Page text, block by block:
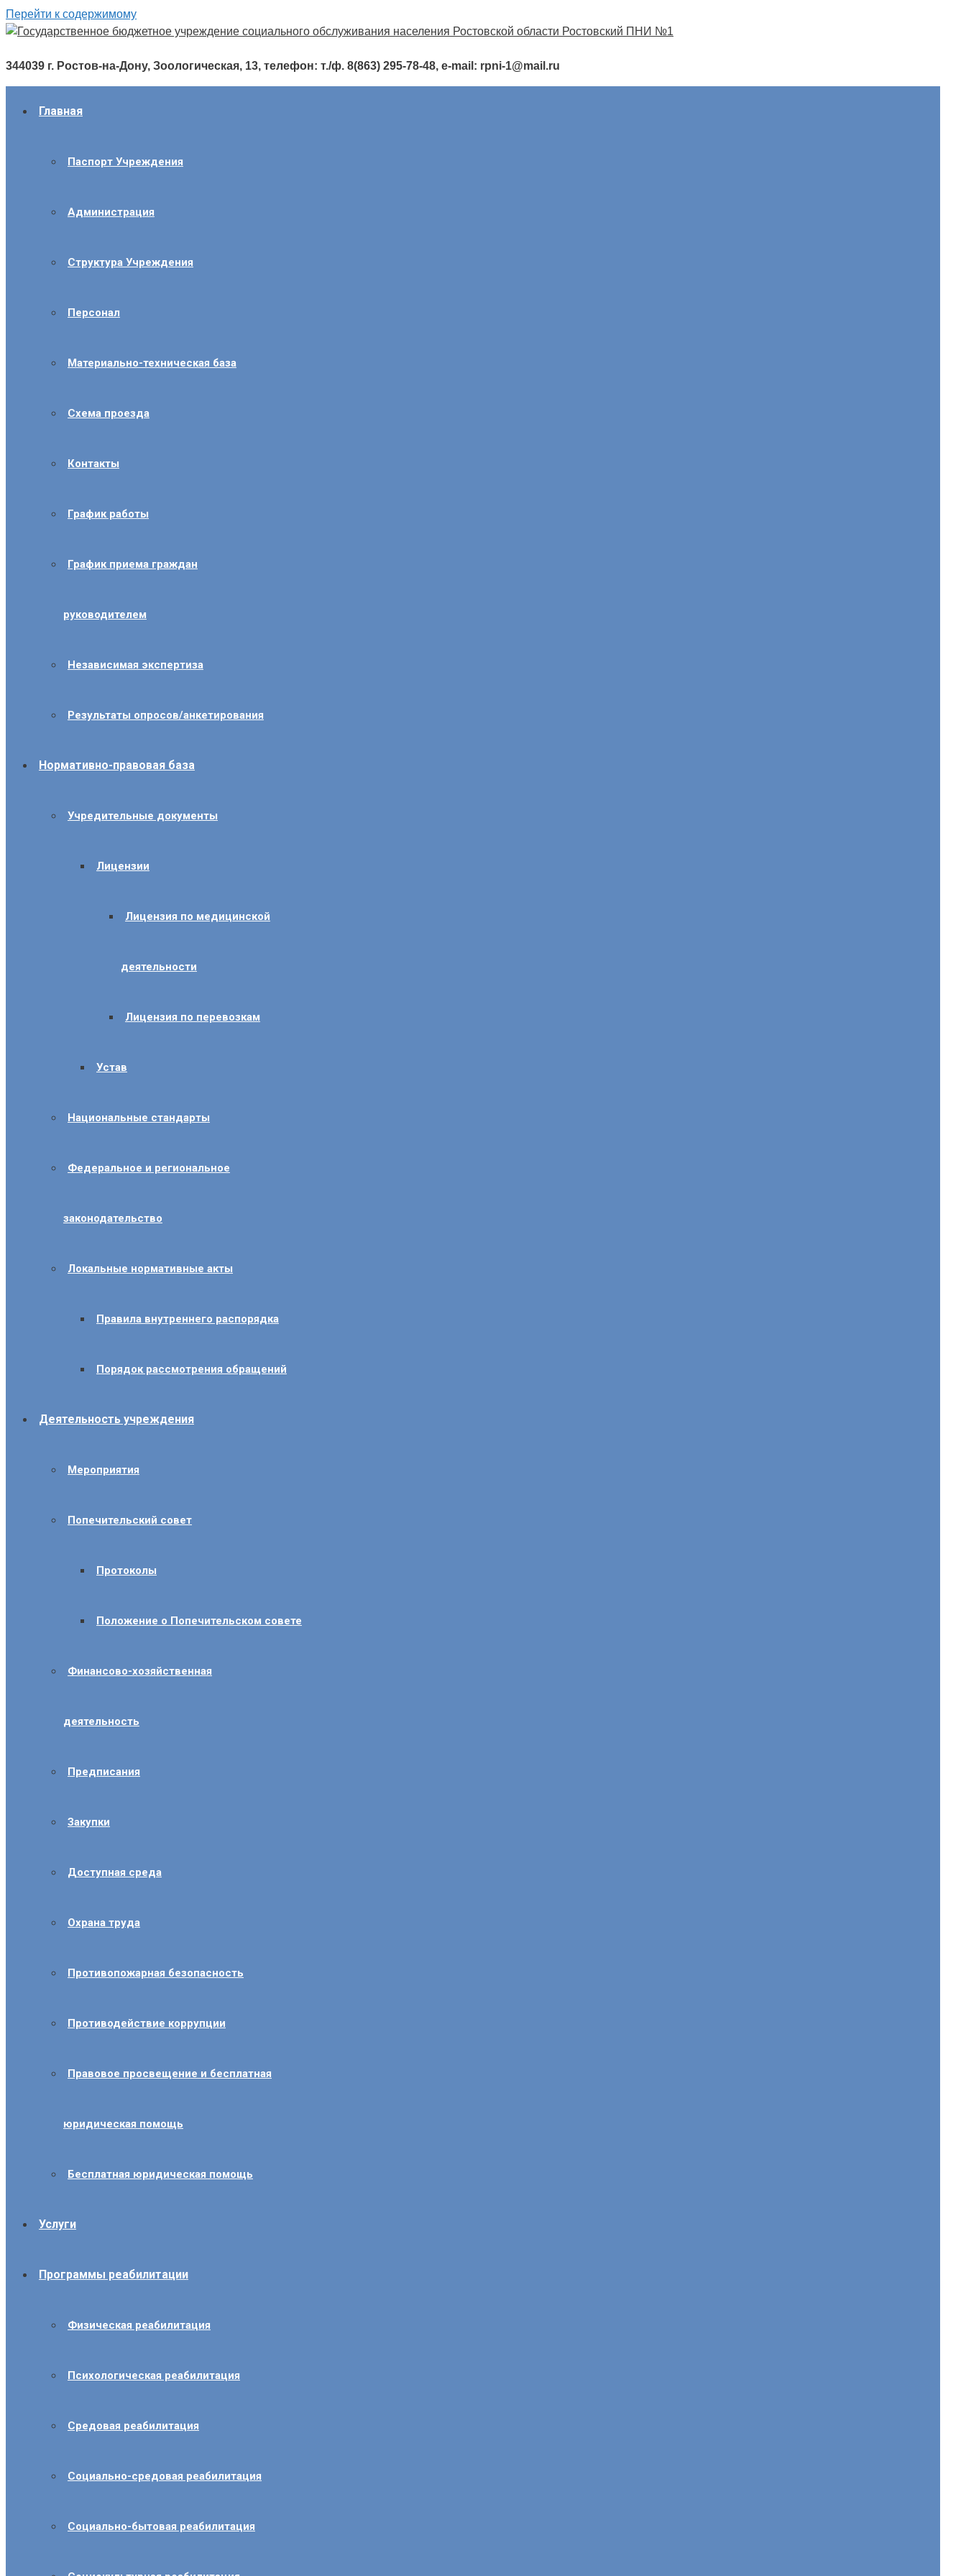
Перейти к содержимому
344039 г. Ростов-на-Дону, Зоологическая, 13, телефон: т./ф. 8(863) 295-78-48, e-mail: rpni-1@mail.ru
Главная
Паспорт Учреждения
Администрация
Структура Учреждения
Персонал
Материально-техническая база
Схема проезда
Контакты
График работы
График приема граждан
руководителем
Независимая экспертиза
Результаты опросов/анкетирования
Нормативно-правовая база
Учредительные документы
Лицензии
Лицензия по медицинской
деятельности
Лицензия по перевозкам
Устав
Национальные стандарты
Федеральное и региональное
законодательство
Локальные нормативные акты
Правила внутреннего распорядка
Порядок рассмотрения обращений
Деятельность учреждения
Мероприятия
Попечительский совет
Протоколы
Положение о Попечительском совете
Финансово-хозяйственная
деятельность
Предписания
Закупки
Доступная среда
Охрана труда
Противопожарная безопасность
Противодействие коррупции
Правовое просвещение и бесплатная
юридическая помощь
Бесплатная юридическая помощь
Услуги
Программы реабилитации
Физическая реабилитация
Психологическая реабилитация
Средовая реабилитация
Социально-средовая реабилитация
Социально-бытовая реабилитация